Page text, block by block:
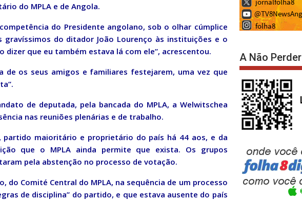
do MPLA e de Angola.
do Presidente angolano, sob o olhar cúmplice
do ditador João Lourenço às instituições e o
que eu também estava lá com ele”, acrescentou.
de os seus amigos e familiares festejarem, uma vez que
de deputada, pela bancada do MPLA, a Welwitschea
nas reuniões plenárias e de trabalho.
maioritário e proprietário do país há 44 aos, e da
que o MPLA ainda permite que exista. Os grupos
pela abstenção no processo de votação.
do Comité Central do MPLA, na sequência de um processo
de disciplina” do partido, e que estava ausente do país
A Não Perder